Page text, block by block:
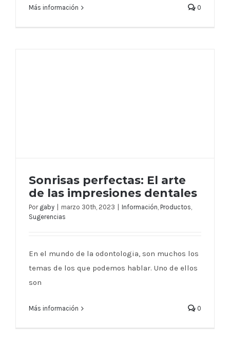
Más información 0
Sonrisas perfectas: El arte de las
Sonrisas perfectas: El arte
de las impresiones dentales
Por gaby | marzo 30th, 2023 | Información Productos
Sugerencias
En el mundo de la odontologia, son muchos los
temas de los que podemos hablar. Uno de ellos
son
Más información 0